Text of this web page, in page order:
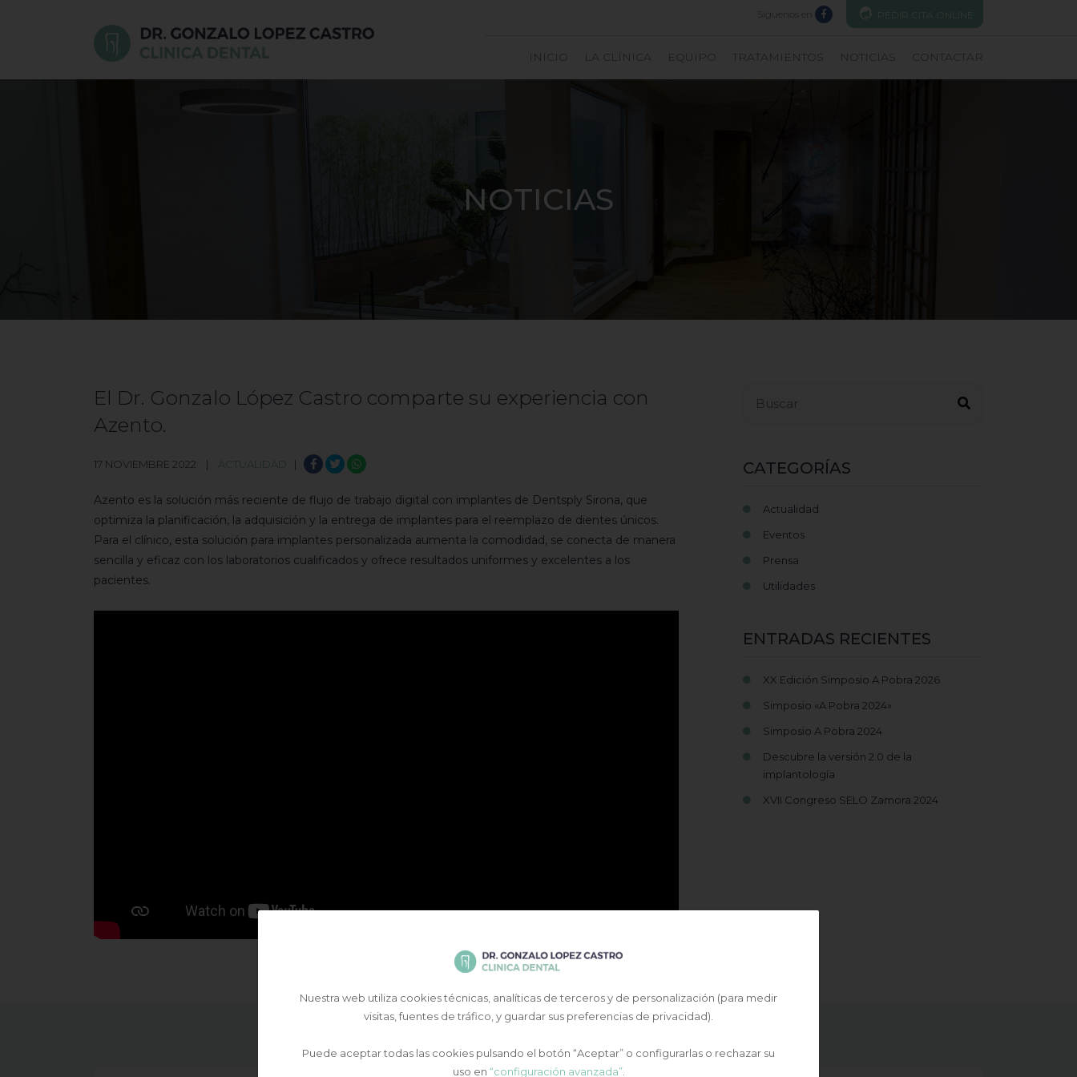
Síguenos en PEDIR CITA ONLINE
INICIO LA CLÍNICA EQUIPO TRATAMIENTOS NOTICIAS CONTACTAR
NOTICIAS
El Dr. Gonzalo López Castro comparte su experiencia con
Azento.
17 NOVIEMBRE 2022 | ACTUALIDAD |
Azento es la solución más reciente de flujo de trabajo digital con implantes de Dentsply Sirona, que
optimiza la planificación, la adquisición y la entrega de implantes para el reemplazo de dientes únicos.
Para el clínico, esta solución para implantes personalizada aumenta la comodidad, se conecta de manera
sencilla y eficaz con los laboratorios cualificados y ofrece resultados uniformes y excelentes a los
pacientes.
CATEGORÍAS
Actualidad
Eventos
Prensa
Utilidades
ENTRADAS RECIENTES
XX Edición Simposio A Pobra 2026
Simposio «A Pobra 2024»
Simposio A Pobra 2024
Descubre la versión 2.0 de la
implantología
XVII Congreso SELO Zamora 2024
Nuestra web utiliza cookies técnicas, analíticas de terceros y de personalización (para medir
visitas, fuentes de tráfico, y guardar sus preferencias de privacidad).
Puede aceptar todas las cookies pulsando el botón “Aceptar” o configurarlas o rechazar su
uso en “configuración avanzada”.